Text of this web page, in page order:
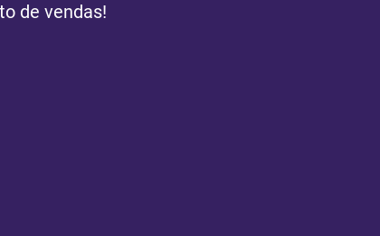
de vendas!